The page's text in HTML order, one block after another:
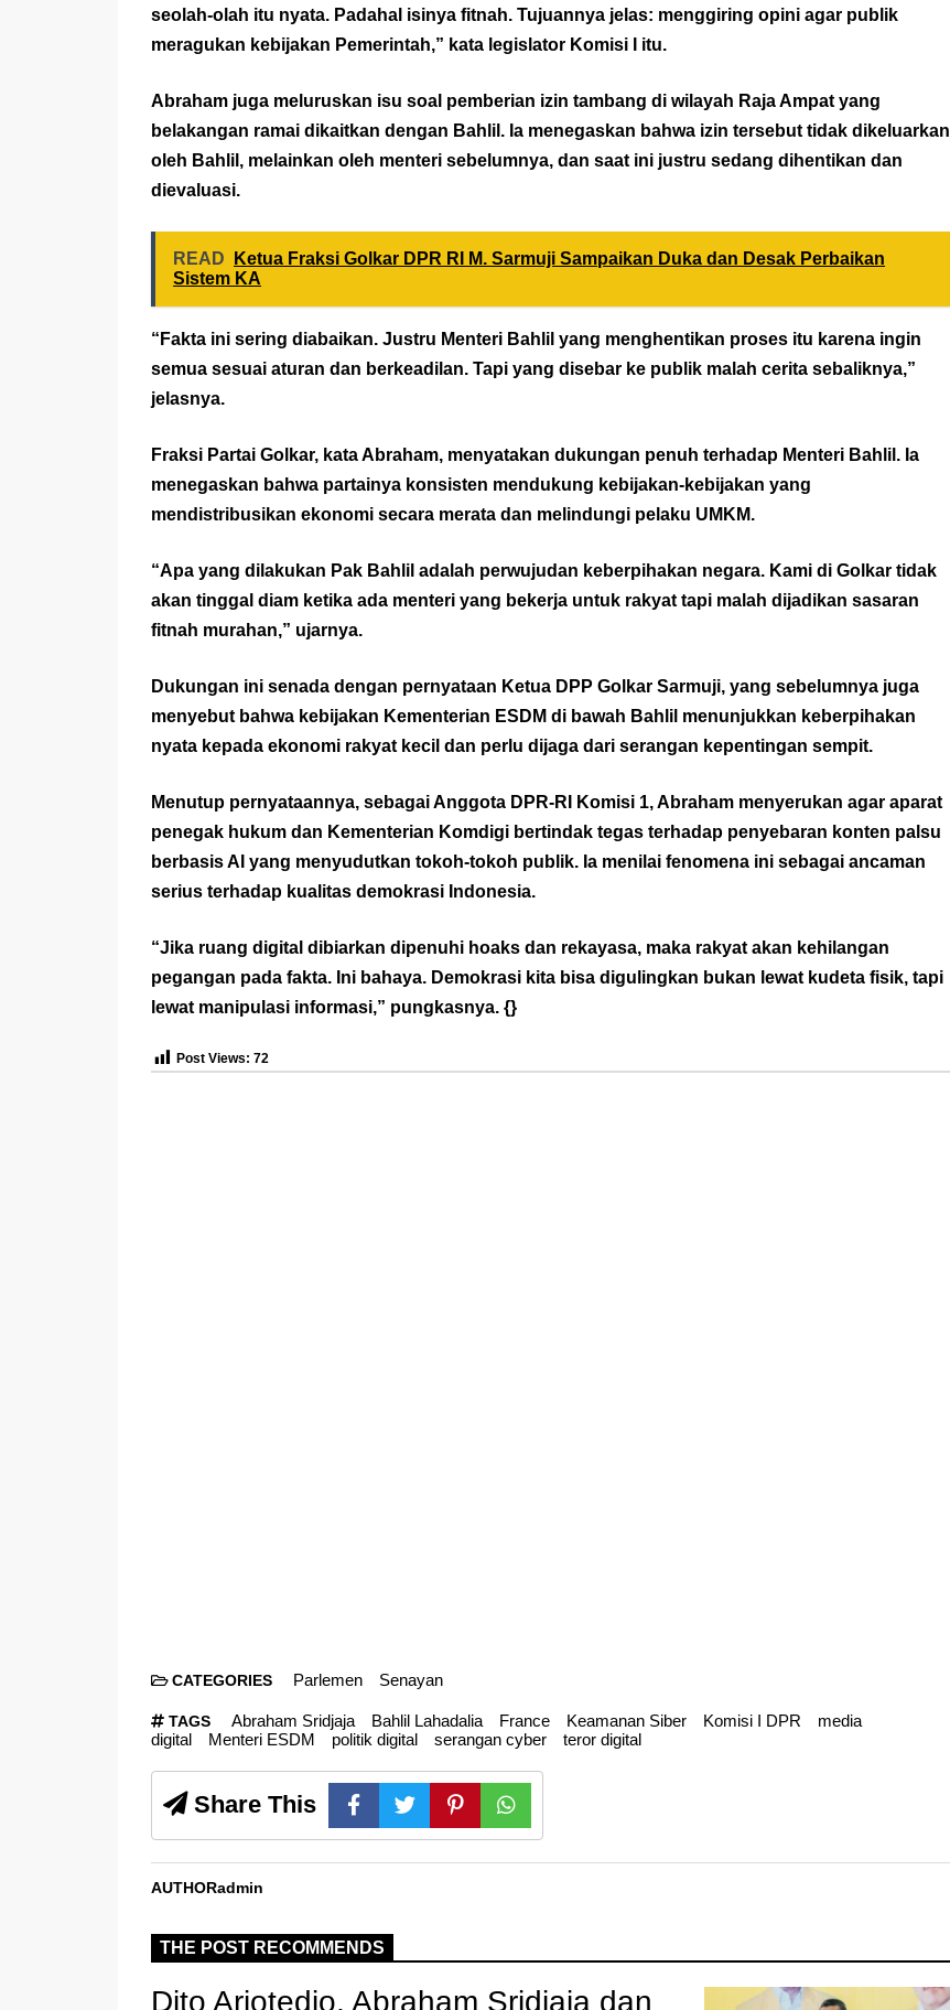
seolah-olah itu nyata. Padahal isinya fitnah. Tujuannya jelas: menggiring opini agar publik
meragukan kebijakan Pemerintah,” kata legislator Komisi I itu.
Abraham juga meluruskan isu soal pemberian izin tambang di wilayah Raja Ampat yang
belakangan ramai dikaitkan dengan Bahlil. Ia menegaskan bahwa izin tersebut tidak dikeluarkan
oleh Bahlil, melainkan oleh menteri sebelumnya, dan saat ini justru sedang dihentikan dan
dievaluasi.
READ
Ketua Fraksi Golkar DPR RI M. Sarmuji Sampaikan Duka dan Desak Perbaikan
Sistem KA
“Fakta ini sering diabaikan. Justru Menteri Bahlil yang menghentikan proses itu karena ingin
semua sesuai aturan dan berkeadilan. Tapi yang disebar ke publik malah cerita sebaliknya,”
jelasnya.
Fraksi Partai Golkar, kata Abraham, menyatakan dukungan penuh terhadap Menteri Bahlil. Ia
menegaskan bahwa partainya konsisten mendukung kebijakan-kebijakan yang
mendistribusikan ekonomi secara merata dan melindungi pelaku UMKM.
“Apa yang dilakukan Pak Bahlil adalah perwujudan keberpihakan negara. Kami di Golkar tidak
akan tinggal diam ketika ada menteri yang bekerja untuk rakyat tapi malah dijadikan sasaran
fitnah murahan,” ujarnya.
Dukungan ini senada dengan pernyataan Ketua DPP Golkar Sarmuji, yang sebelumnya juga
menyebut bahwa kebijakan Kementerian ESDM di bawah Bahlil menunjukkan keberpihakan
nyata kepada ekonomi rakyat kecil dan perlu dijaga dari serangan kepentingan sempit.
Menutup pernyataannya, sebagai Anggota DPR-RI Komisi 1, Abraham menyerukan agar aparat
penegak hukum dan Kementerian Komdigi bertindak tegas terhadap penyebaran konten palsu
berbasis AI yang menyudutkan tokoh-tokoh publik. Ia menilai fenomena ini sebagai ancaman
serius terhadap kualitas demokrasi Indonesia.
“Jika ruang digital dibiarkan dipenuhi hoaks dan rekayasa, maka rakyat akan kehilangan
pegangan pada fakta. Ini bahaya. Demokrasi kita bisa digulingkan bukan lewat kudeta fisik, tapi
lewat manipulasi informasi,” pungkasnya. {}
Post Views: 72
CATEGORIES Parlemen Senayan
TAGS Abraham Sridjaja Bahlil Lahadalia France Keamanan Siber Komisi I DPR
media
digital
Menteri ESDM politik digital serangan cyber teror digital
Share This
AUTHORadmin
THE POST RECOMMENDS
Dito Ariotedjo, Abraham Sridjaja dan